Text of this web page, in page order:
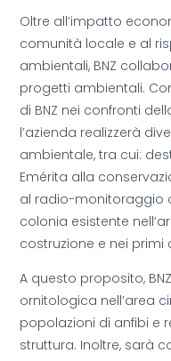
Oltre all’impatto
comunità locale e al
ambientali, BNZ
progetti ambientali.
di BNZ nei confronti
l’azienda realizzerà
ambientale, tra cui:
Emérita alla
al radio-monitoraggio
colonia esistente
costruzione e nei
A questo proposito,
ornitologica nell’area
popolazioni di anfibi e
struttura. Inoltre, sarà